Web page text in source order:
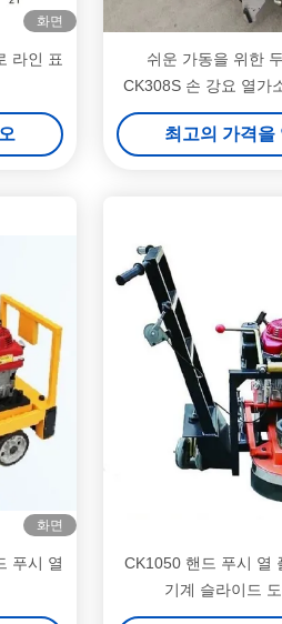
화면
라인 표
쉬운 가동을 위한
CK308S 손 강요 열가
계
최고의 가격을
화면
푸시 열
CK1050 핸드 푸시 열
기계 슬라이드